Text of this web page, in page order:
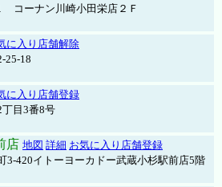
コーナン川崎小田栄店２Ｆ
に入り店舗解除
25-18
に入り店舗登録
目3番8号
店 地図 詳細 お気に入り店舗登録
3-420イトーヨーカドー武蔵小杉駅前店5階